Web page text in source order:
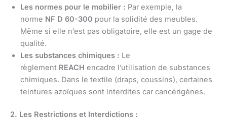
Les normes pour le mobilier : Par exemple, la
norme NF D 60-300 pour la solidité des meubles.
Même si elle n’est pas obligatoire, elle est un gage de
qualité.
Les substances chimiques : Le
règlement REACH encadre l’utilisation de substances
chimiques. Dans le textile (draps, coussins), certaines
teintures azoïques sont interdites car cancérigènes.
2. Les Restrictions et Interdictions :